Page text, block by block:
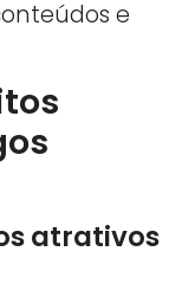
e
atrativos